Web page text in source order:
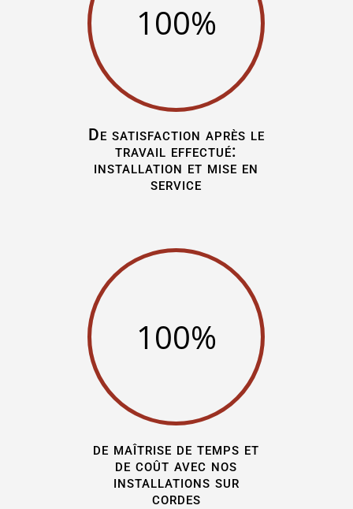
100%
De satisfaction après le
travail effectué:
installation et mise en
service
100%
de maîtrise de temps et
de coût avec nos
installations sur
cordes